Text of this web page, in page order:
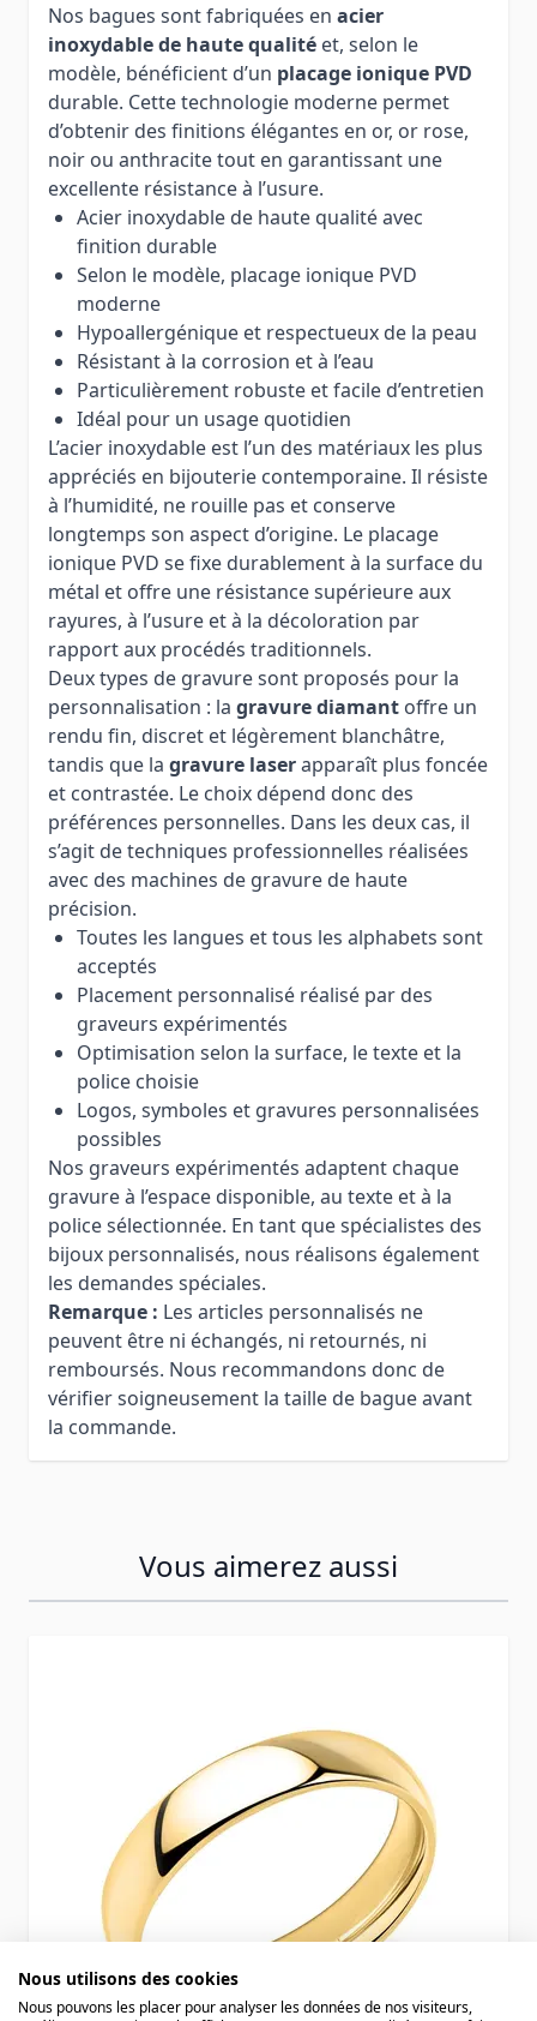
Nos bagues sont fabriquées en acier
inoxydable de haute qualité et, selon le
modèle, bénéficient d’un placage ionique PVD
durable. Cette technologie moderne permet
d’obtenir des finitions élégantes en or, or rose,
noir ou anthracite tout en garantissant une
excellente résistance à l’usure.
Acier inoxydable de haute qualité avec
finition durable
Selon le modèle, placage ionique PVD
moderne
Hypoallergénique et respectueux de la peau
Résistant à la corrosion et à l’eau
Particulièrement robuste et facile d’entretien
Idéal pour un usage quotidien
L’acier inoxydable est l’un des matériaux les plus
appréciés en bijouterie contemporaine. Il résiste
à l’humidité, ne rouille pas et conserve
longtemps son aspect d’origine. Le placage
ionique PVD se fixe durablement à la surface du
métal et offre une résistance supérieure aux
rayures, à l’usure et à la décoloration par
rapport aux procédés traditionnels.
Deux types de gravure sont proposés pour la
personnalisation : la gravure diamant offre un
rendu fin, discret et légèrement blanchâtre,
tandis que la gravure laserapparaît plus foncée
et contrastée. Le choix dépend donc des
préférences personnelles. Dans les deux cas, il
s’agit de techniques professionnelles réalisées
avec des machines de gravure de haute
précision.
Toutes les langues et tous les alphabets sont
acceptés
Placement personnalisé réalisé par des
graveurs expérimentés
Optimisation selon la surface, le texte et la
police choisie
Logos, symboles et gravures personnalisées
possibles
Nos graveurs expérimentés adaptent chaque
gravure à l’espace disponible, au texte et à la
police sélectionnée. En tant que spécialistes des
bijoux personnalisés, nous réalisons également
les demandes spéciales.
Remarque : Les articles personnalisés ne
peuvent être ni échangés, ni retournés, ni
remboursés. Nous recommandons donc de
vérifier soigneusement la taille de bague avant
la commande.
Vous aimerez aussi
Nous utilisons des cookies
Nous pouvons les placer pour analyser les données de nos visiteurs,